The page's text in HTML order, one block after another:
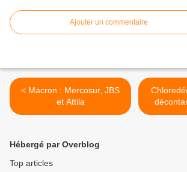
Ajouter un commentaire
< Macron : Mercosur, JBS
et Attila
Hébergé par Overblog
Top articles